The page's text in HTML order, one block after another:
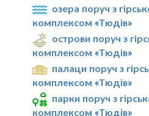
озера поруч з
комплексом «Тюдів»
острови поруч з
комплексом «Тюдів»
палаци поруч з
комплексом «Тюдів»
парки поруч з
комплексом «Тюдів»